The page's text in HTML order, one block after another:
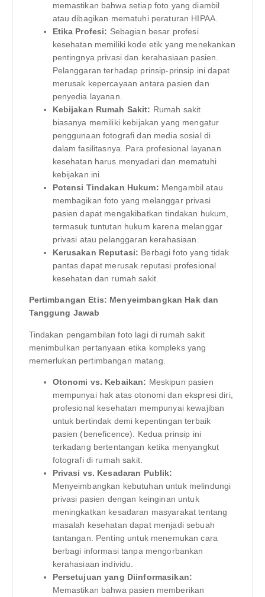
memastikan bahwa setiap foto yang diambil
atau dibagikan mematuhi peraturan HIPAA.
Etika Profesi: Sebagian besar profesi
kesehatan memiliki kode etik yang menekankan
pentingnya privasi dan kerahasiaan pasien.
Pelanggaran terhadap prinsip-prinsip ini dapat
merusak kepercayaan antara pasien dan
penyedia layanan.
Kebijakan Rumah Sakit: Rumah sakit
biasanya memiliki kebijakan yang mengatur
penggunaan fotografi dan media sosial di
dalam fasilitasnya. Para profesional layanan
kesehatan harus menyadari dan mematuhi
kebijakan ini.
Potensi Tindakan Hukum: Mengambil atau
membagikan foto yang melanggar privasi
pasien dapat mengakibatkan tindakan hukum,
termasuk tuntutan hukum karena melanggar
privasi atau pelanggaran kerahasiaan.
Kerusakan Reputasi: Berbagi foto yang tidak
pantas dapat merusak reputasi profesional
kesehatan dan rumah sakit.
Pertimbangan Etis: Menyeimbangkan Hak dan
Tanggung Jawab
Tindakan pengambilan foto lagi di rumah sakit
menimbulkan pertanyaan etika kompleks yang
memerlukan pertimbangan matang.
Otonomi vs. Kebaikan: Meskipun pasien
mempunyai hak atas otonomi dan ekspresi diri,
profesional kesehatan mempunyai kewajiban
untuk bertindak demi kepentingan terbaik
pasien (beneficence). Kedua prinsip ini
terkadang bertentangan ketika menyangkut
fotografi di rumah sakit.
Privasi vs. Kesadaran Publik:
Menyeimbangkan kebutuhan untuk melindungi
privasi pasien dengan keinginan untuk
meningkatkan kesadaran masyarakat tentang
masalah kesehatan dapat menjadi sebuah
tantangan. Penting untuk menemukan cara
berbagi informasi tanpa mengorbankan
kerahasiaan individu.
Persetujuan yang Diinformasikan:
Memastikan bahwa pasien memberikan